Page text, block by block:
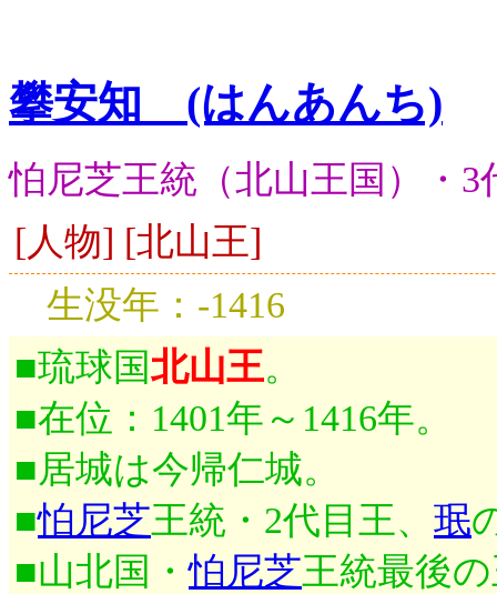
攀安知 (はんあんち)
怕尼芝王統（北山王国）・
[人物] [北山王]
生没年：-1416
■琉球国北山王。
■在位：1401年～1416年。
■居城は今帰仁城。
■怕尼芝王統・2代目王、 珉
■山北国・怕尼芝王統最後